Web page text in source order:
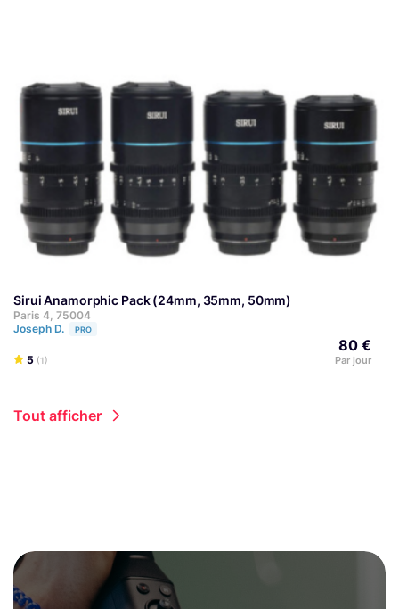
Sirui Anamorphic Pack (24mm, 35mm, 50mm)
Paris 4, 75004
Joseph D.
PRO
5 (1)
80 €
Par jour
Tout afficher